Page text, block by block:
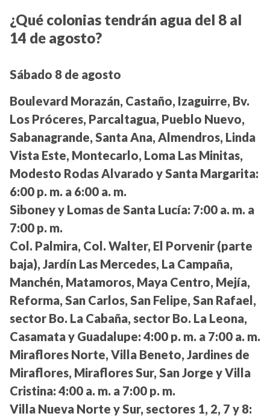
¿Qué colonias tendrán agua del 8 al
14 de agosto?
Sábado 8 de agosto
Boulevard Morazán, Castaño, Izaguirre, Bv.
Los Próceres, Parcaltagua, Pueblo Nuevo,
Sabanagrande, Santa Ana, Almendros, Linda
Vista Este, Montecarlo, Loma Las Minitas,
Modesto Rodas Alvarado y Santa Margarita:
6:00 p. m. a 6:00 a. m.
Siboney y Lomas de Santa Lucía: 7:00 a. m. a
7:00 p. m.
Col. Palmira, Col. Walter, El Porvenir (parte
baja), Jardín Las Mercedes, La Campaña,
Manchén, Matamoros, Maya Centro, Mejía,
Reforma, San Carlos, San Felipe, San Rafael,
sector Bo. La Cabaña, sector Bo. La Leona,
Casamata y Guadalupe: 4:00 p. m. a 7:00 a. m.
Miraflores Norte, Villa Beneto, Jardines de
Miraflores, Miraflores Sur, San Jorge y Villa
Cristina: 4:00 a. m. a 7:00 p. m.
Villa Nueva Norte y Sur, sectores 1, 2, 7 y 8: